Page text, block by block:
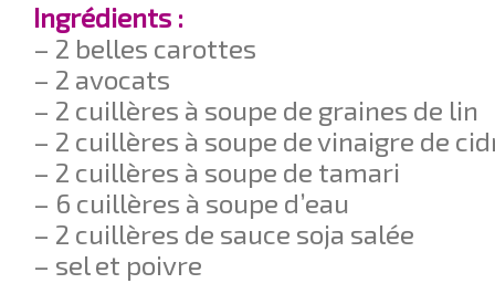
Ingrédients :
– 2 belles carottes
– 2 avocats
– 2 cuillères à soupe de graines de lin
– 2 cuillères à soupe de vinaigre de
– 2 cuillères à soupe de tamari
– 6 cuillères à soupe d’eau
– 2 cuillères de sauce soja salée
– sel et poivre